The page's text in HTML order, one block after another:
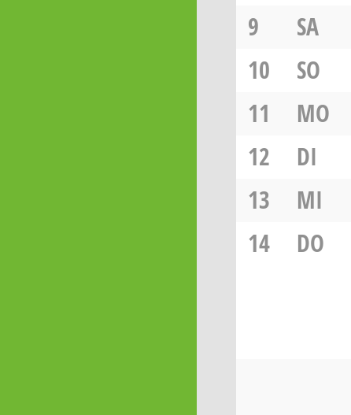
9
SA
10
SO
11
MO
12
DI
13
MI
14
DO